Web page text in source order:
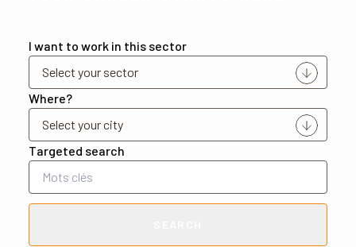
I want to work in this sector
Where?
Targeted search